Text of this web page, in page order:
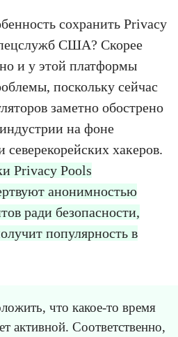
сохранить Privacy
США? Скорее
и у этой платформы
поскольку сейчас
заметно обострено
на фоне
северекорейских хакеров.
Privacy Pools
анонимностью
ради безопасности,
популярность в
что какое-то время
активной. Соответственно,